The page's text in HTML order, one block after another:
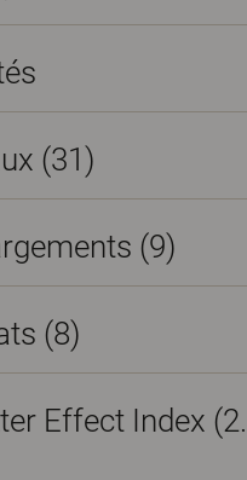
(31)
(9)
(8)
Effect Index